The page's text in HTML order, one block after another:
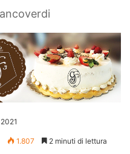
1.807 2 minuti di lettura